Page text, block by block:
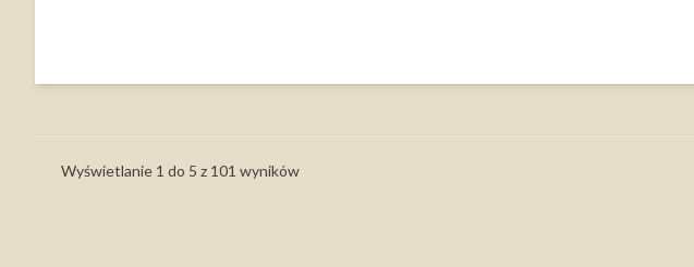
Wyświetlanie 1 do 5 z 101 wyników